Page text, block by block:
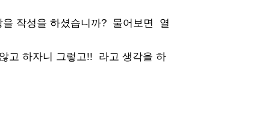
작성을 하셨습니까? 물어보면 열
고 하자니 그렇고!! 라고 생각을 하